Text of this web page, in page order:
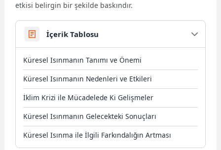
etkisi belirgin bir şekilde baskındır.
İçerik Tablosu
Küresel Isınmanın Tanımı ve Önemi
Küresel Isınmanın Nedenleri ve Etkileri
İklim Krizi ile Mücadelede Ki Gelişmeler
Küresel Isınmanın Gelecekteki Sonuçları
Küresel Isınma ile İlgili Farkındalığın Artması